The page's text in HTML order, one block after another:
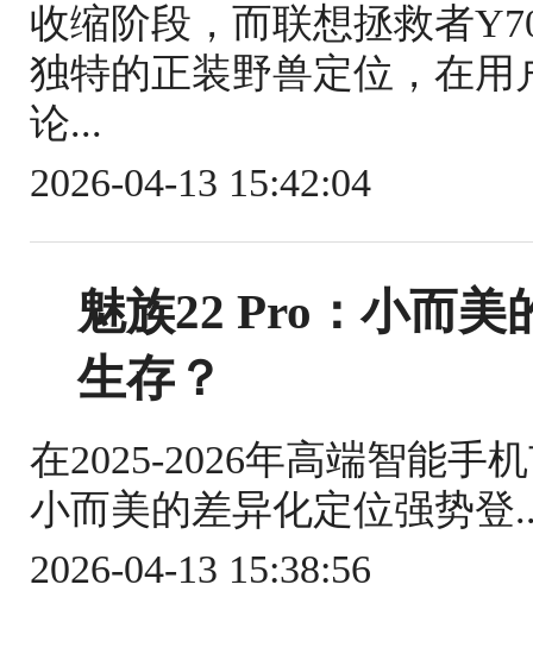
收缩阶段，而联想拯救者
独特的正装野兽定位，在
论...
2026-04-13 15:42:04
魅族22 Pro：小而
生存？
在2025-2026年高端智能手
小而美的差异化定位强势登
2026-04-13 15:38:56